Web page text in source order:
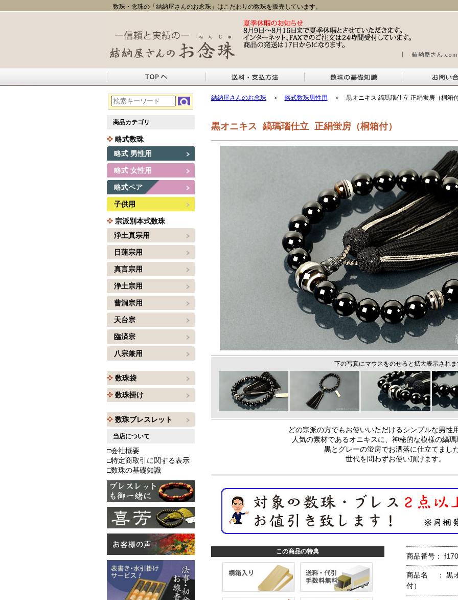
数珠・念珠の「結納屋さんのお念珠」はこだわりの数珠を販売しています。
結納屋さんのお念珠＞ 略式数珠男性用 ＞ 黒オニキス 縞瑪瑙仕立 正絹蛍房（桐箱
黒オニキス 縞瑪瑙仕立 正絹蛍房（桐箱付）
下の写真にマウスをのせると拡大表示されま
どの宗派の方でもお使いいただけるシンプルな男性
人気の素材であるオニキスに、神秘的な模様の縞
黒とグレーの蛍房でお洒落に仕立てまし
世代を問わずお使い頂けます。
この商品の特典
商品番号：
商品名 ： 黒オ
付）
商品カテゴリ
略式数珠
略式 男性用
略式 女性用
略式ペア
子供用
宗派別本式数珠
浄土真宗用
日蓮宗用
真言宗用
浄土宗用
曹洞宗用
天台宗
臨済宗
八宗兼用
数珠袋
数珠掛け
数珠ブレスレット
当店について
□会社概要
□特定商取引に関する表示
□数珠の基礎知識